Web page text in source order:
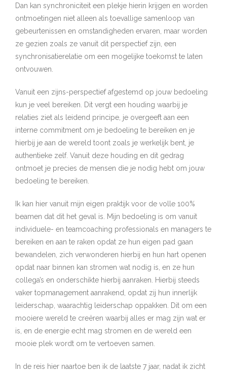
Dan kan synchroniciteit een plekje hierin krijgen en worden
ontmoetingen niet alleen als toevallige samenloop van
gebeurtenissen en omstandigheden ervaren, maar worden
ze gezien zoals ze vanuit dit perspectief zijn, een
synchronisatierelatie om een mogelijke toekomst te laten
ontvouwen.
Vanuit een zijns-perspectief afgestemd op jouw bedoeling
kun je veel bereiken. Dit vergt een houding waarbij je
relaties ziet als leidend principe, je overgeeft aan een
interne commitment om je bedoeling te bereiken en je
hierbij je aan de wereld toont zoals je werkelijk bent, je
authentieke zelf. Vanuit deze houding en dit gedrag
ontmoet je precies de mensen die je nodig hebt om jouw
bedoeling te bereiken.
Ik kan hier vanuit mijn eigen praktijk voor de volle 100%
beamen dat dit het geval is. Mijn bedoeling is om vanuit
individuele- en teamcoaching professionals en managers te
bereiken en aan te raken opdat ze hun eigen pad gaan
bewandelen, zich verwonderen hierbij en hun hart openen
opdat naar binnen kan stromen wat nodig is, en ze hun
collega’s en onderschikte hierbij aanraken. Hierbij steeds
vaker topmanagement aanrakend, opdat zij hun innerlijk
leiderschap, waarachtig leiderschap oppakken. Dit om een
mooiere wereld te creëren waarbij alles er mag zijn wat er
is, en de energie echt mag stromen en de wereld een
mooie plek wordt om te vertoeven samen.
In de reis hier naartoe ben ik de laatste 7 jaar, nadat ik zicht